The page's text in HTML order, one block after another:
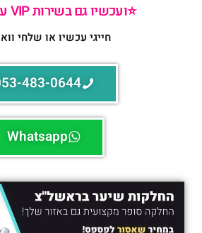
⭐️ועכשיו גם בשירות VIP עד הבית!⭐️
חייגי עכשיו או שלחי
483-0644
Whatsapp